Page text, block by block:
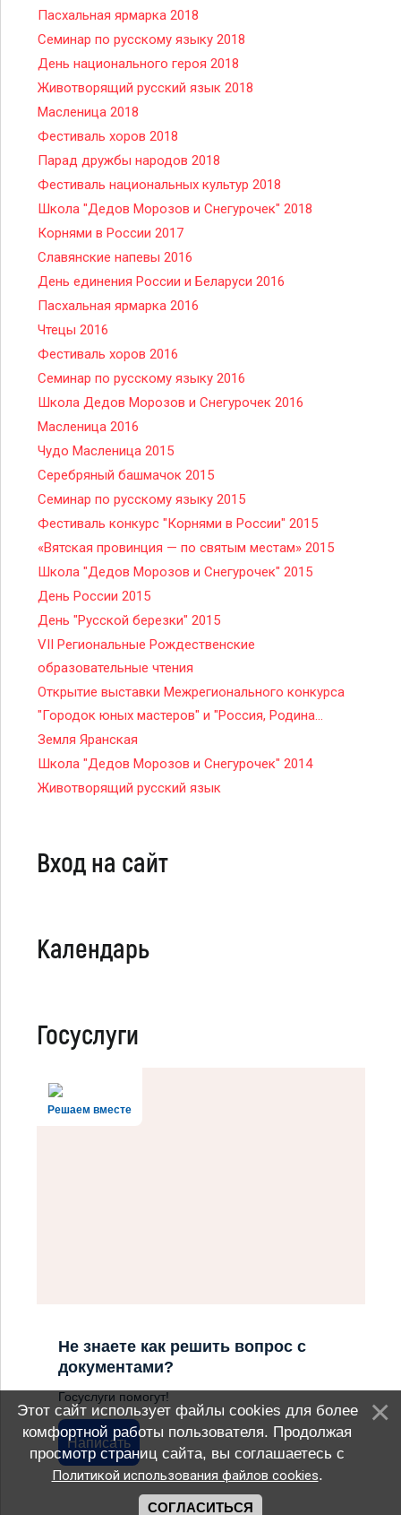
Пасхальная ярмарка 2018
Семинар по русскому языку 2018
День национального героя 2018
Животворящий русский язык 2018
Масленица 2018
Фестиваль хоров 2018
Парад дружбы народов 2018
Фестиваль национальных культур 2018
Школа "Дедов Морозов и Снегурочек" 2018
Корнями в России 2017
Славянские напевы 2016
День единения России и Беларуси 2016
Пасхальная ярмарка 2016
Чтецы 2016
Фестиваль хоров 2016
Семинар по русскому языку 2016
Школа Дедов Морозов и Снегурочек 2016
Масленица 2016
Чудо Масленица 2015
Серебряный башмачок 2015
Семинар по русскому языку 2015
Фестиваль конкурс "Корнями в России" 2015
«Вятская провинция — по святым местам» 2015
Школа "Дедов Морозов и Снегурочек" 2015
День России 2015
День "Русской березки" 2015
VII Региональные Рождественские
образовательные чтения
Открытие выставки Межрегионального конкурса
"Городок юных мастеров" и "Россия, Родина...
Земля Яранская
Школа "Дедов Морозов и Снегурочек" 2014
Животворящий русский язык
Вход на сайт
Календарь
Госуслуги
Решаем вместе
Не знаете как решить вопрос с
документами?
Госуслуги помогут!
Написать
Этот сайт использует файлы cookies для более
комфортной работы пользователя. Продолжая
просмотр страниц сайта, вы соглашаетесь с
Политикой использования файлов cookies.
СОГЛАСИТЬСЯ